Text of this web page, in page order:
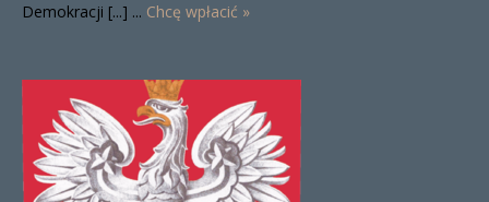
Demokracji [...] ... Chcę wpłacić »